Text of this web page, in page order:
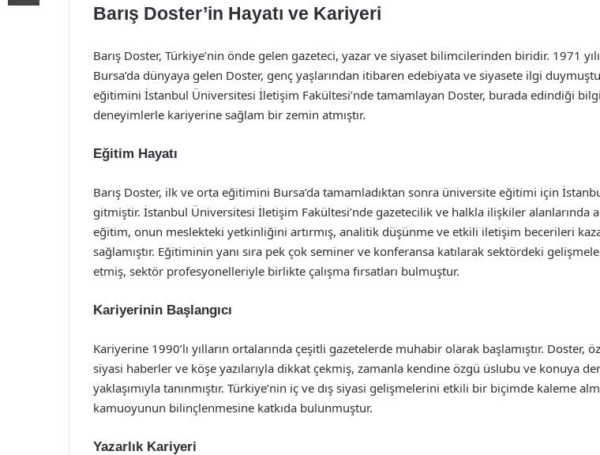
Barış Doster’in Hayatı ve Kariyeri
Barış Doster, Türkiye’nin önde gelen gazeteci, yazar ve siyaset bilimcilerinden biridir. 1971
Bursa’da dünyaya gelen Doster, genç yaşlarından itibaren edebiyata ve siyasete ilgi
eğitimini İstanbul Üniversitesi İletişim Fakültesi’nde tamamlayan Doster, burada edindiği
deneyimlerle kariyerine sağlam bir zemin atmıştır.
Eğitim Hayatı
Barış Doster, ilk ve orta eğitimini Bursa’da tamamladıktan sonra üniversite eğitimi için
gitmiştir. İstanbul Üniversitesi İletişim Fakültesi’nde gazetecilik ve halkla ilişkiler alanlarında
eğitim, onun meslekteki yetkinliğini artırmış, analitik düşünme ve etkili iletişim becerileri
sağlamıştır. Eğitiminin yanı sıra pek çok seminer ve konferansa katılarak sektördeki
etmiş, sektör profesyonelleriyle birlikte çalışma fırsatları bulmuştur.
Kariyerinin Başlangıcı
Kariyerine 1990’lı yılların ortalarında çeşitli gazetelerde muhabir olarak başlamıştır. Doster,
siyasi haberler ve köşe yazılarıyla dikkat çekmiş, zamanla kendine özgü üslubu ve konuya
yaklaşımıyla tanınmıştır. Türkiye’nin iç ve dış siyasi gelişmelerini etkili bir biçimde kaleme
kamuoyunun bilinçlenmesine katkıda bulunmuştur.
Yazarlık Kariyeri